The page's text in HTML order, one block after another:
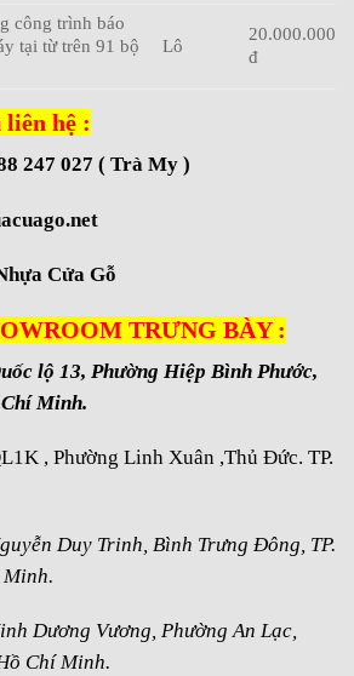
công trình báo
tại từ trên 91 bộ
Lô
20.000.000
đ
hệ :
247 027 ( Trà My )
Cửa Gỗ
TRƯNG BÀY :
lộ 13, Phường Hiệp Bình Phước,
Minh.
, Phường Linh Xuân ,Thủ Đức. TP.
Duy Trinh, Bình Trưng Đông, TP.
Dương Vương, Phường An Lạc,
Chí Minh.